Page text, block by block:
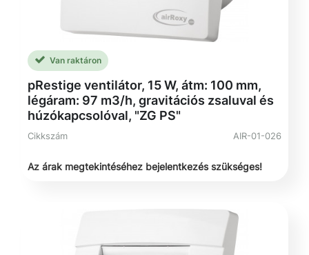
Van raktáron
pRestige ventilátor, 15 W, átm: 100 mm,
légáram: 97 m3/h, gravitációs zsaluval és
húzókapcsolóval, "ZG PS"
Cikkszám AIR-01-026
Az árak megtekintéséhez bejelentkezés szükséges!